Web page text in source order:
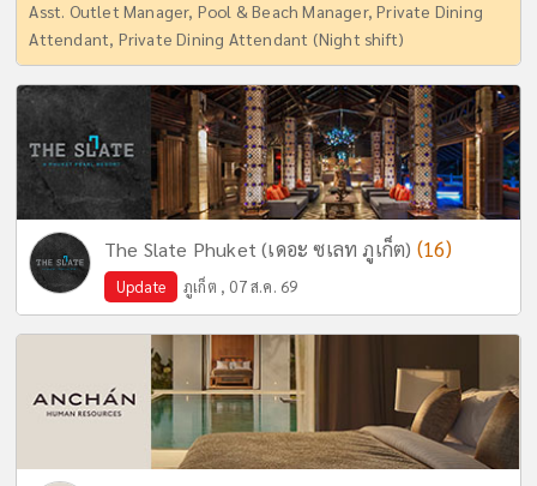
Asst. Outlet Manager, Pool & Beach Manager, Private Dining
Attendant, Private Dining Attendant (Night shift)
The Slate Phuket (เดอะ ซเลท ภูเก็ต) (16)
Update ภูเก็ต , 07 ส.ค. 69